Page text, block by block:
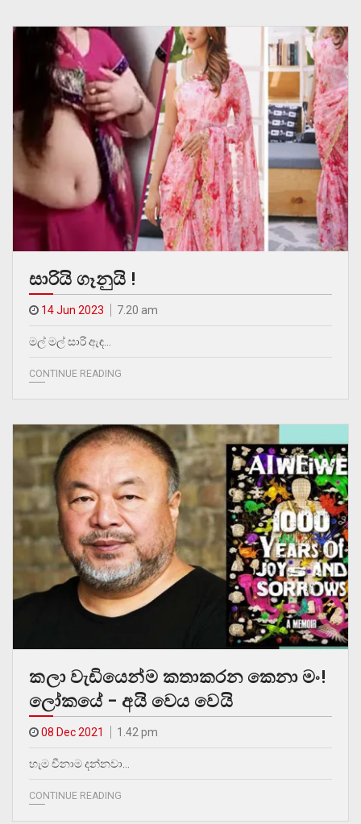
සාරියි ගෑනුයි !
14 Jun 2023 7.20 am
මල් මල් සාරි ඇඳ…
CONTINUE READING
කලා වැඩියෙන්ම කතාකරන කෙනා මං!
ලෝකයේ – අයි වෙය වෙයි
08 Dec 2021 1.42 pm
හැම චීනාම දන්නවා…
CONTINUE READING